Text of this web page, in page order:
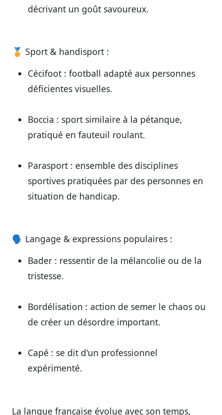
décrivant un goût savoureux.
🏅 Sport & handisport :
Cécifoot : football adapté aux personnes
déficientes visuelles.
Boccia : sport similaire à la pétanque,
pratiqué en fauteuil roulant.
Parasport : ensemble des disciplines
sportives pratiquées par des personnes en
situation de handicap.
🗣️ Langage & expressions populaires :
Bader : ressentir de la mélancolie ou de la
tristesse.
Bordélisation : action de semer le chaos ou
de créer un désordre important.
Capé : se dit d'un professionnel
expérimenté.
La langue française évolue avec son temps,